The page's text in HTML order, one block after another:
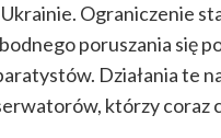
Ograniczenie
poruszania się
Działania te
którzy coraz